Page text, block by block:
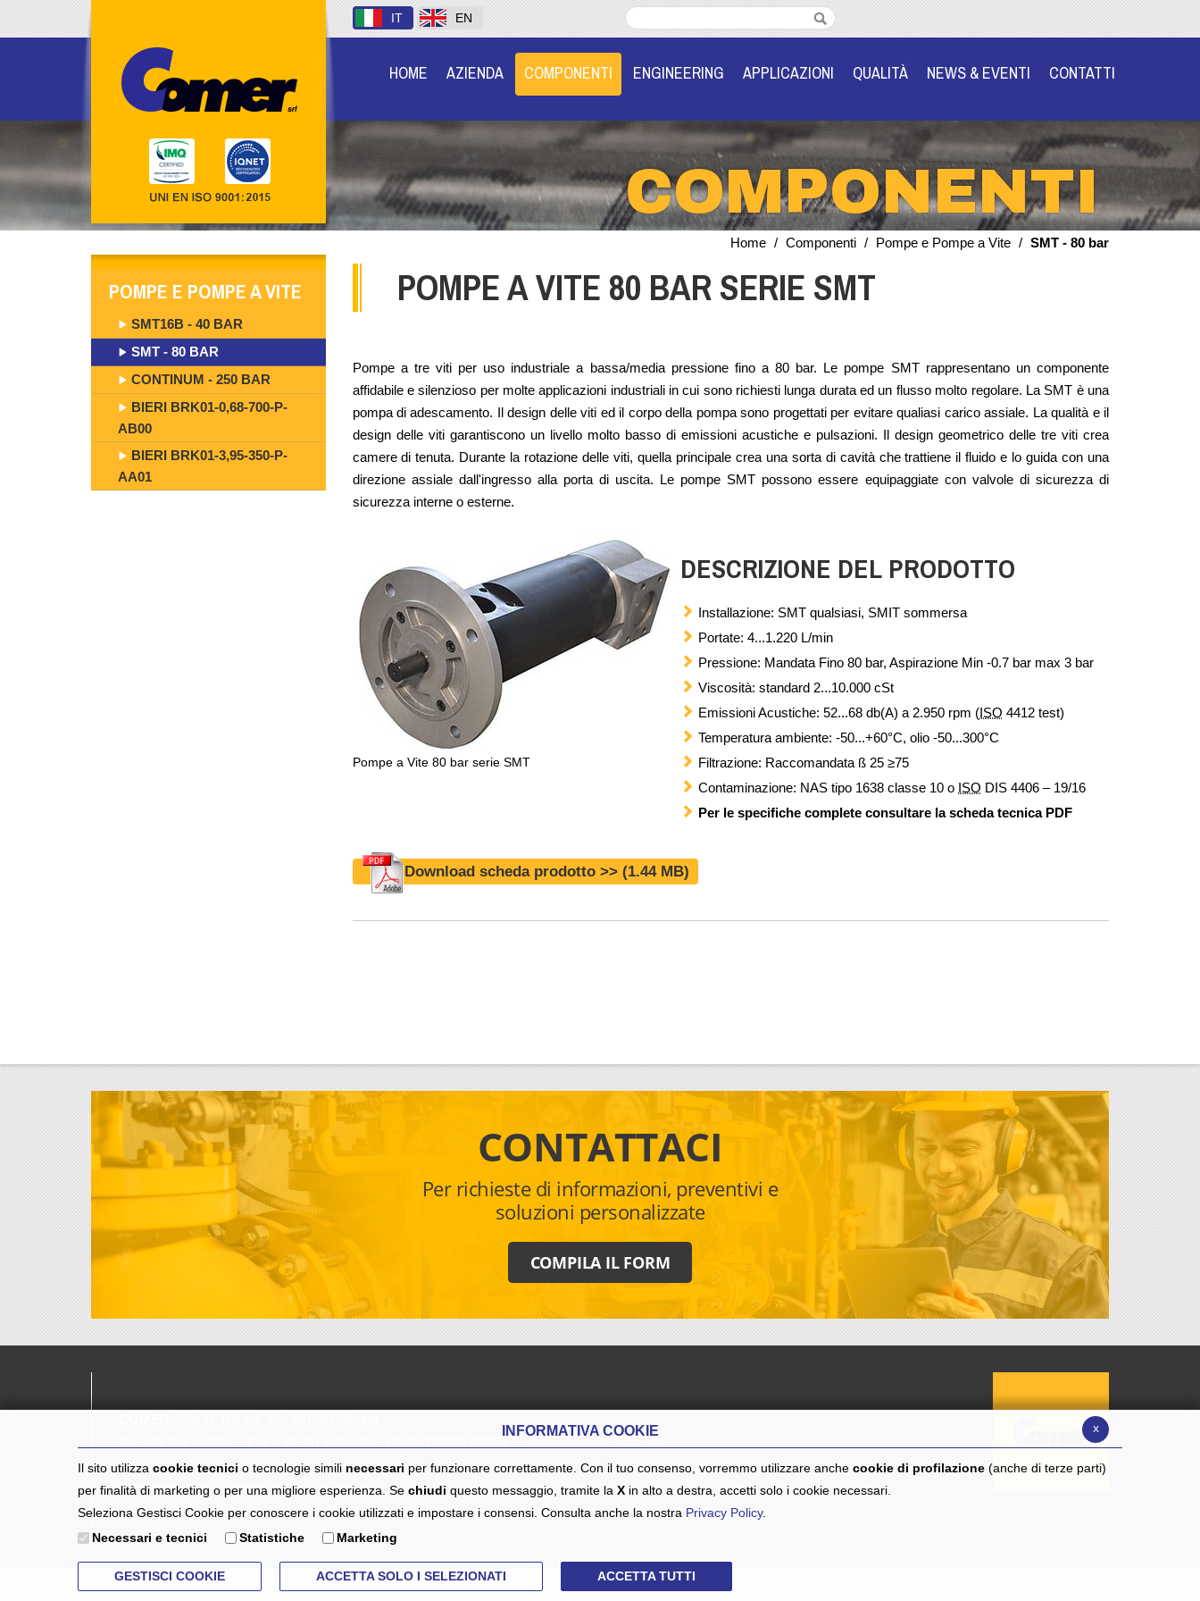
IT EN
HOME AZIENDA COMPONENTI ENGINEERING APPLICAZIONI QUALITÀ NEWS & EVENTI CONTATTI
COMPONENTI
Home / Componenti / Pompe e Pompe a Vite / SMT - 80 bar
POMPE E POMPE A VITE
SMT16B - 40 BAR
SMT - 80 BAR
CONTINUM - 250 BAR
BIERI BRK01-0,68-700-P-
AB00
BIERI BRK01-3,95-350-P-
AA01
POMPE A VITE 80 BAR SERIE SMT
Pompe a tre viti per uso industriale a bassa/media pressione fino a 80 bar. Le pompe SMT rappresentano un componente
affidabile e silenzioso per molte applicazioni industriali in cui sono richiesti lunga durata ed un flusso molto regolare. La SMT è una
pompa di adescamento. Il design delle viti ed il corpo della pompa sono progettati per evitare qualiasi carico assiale. La qualità e il
design delle viti garantiscono un livello molto basso di emissioni acustiche e pulsazioni. Il design geometrico delle tre viti crea
camere di tenuta. Durante la rotazione delle viti, quella principale crea una sorta di cavità che trattiene il fluido e lo guida con una
direzione assiale dall'ingresso alla porta di uscita. Le pompe SMT possono essere equipaggiate con valvole di sicurezza di
sicurezza interne o esterne.
Pompe a Vite 80 bar serie SMT
DESCRIZIONE DEL PRODOTTO
Installazione: SMT qualsiasi, SMIT sommersa
Portate: 4...1.220 L/min
Pressione: Mandata Fino 80 bar, Aspirazione Min -0.7 bar max 3 bar
Viscosità: standard 2...10.000 cSt
Emissioni Acustiche: 52...68 db(A) a 2.950 rpm (ISO 4412 test)
Temperatura ambiente: -50...+60°C, olio -50...300°C
Filtrazione: Raccomandata ß 25 ≥75
Contaminazione: NAS tipo 1638 classe 10 o ISO DIS 4406 – 19/16
Per le specifiche complete consultare la scheda tecnica PDF
Download scheda prodotto >>(1.44 MB)
CONTATTACI
Per richieste di informazioni, preventivi e
soluzioni personalizzate
COMPILA IL FORM
Privacy Policy Cookie Policy Credits
x
INFORMATIVA COOKIE
Il sito utilizza cookie tecnici o tecnologie simili necessari per funzionare correttamente. Con il tuo consenso, vorremmo utilizzare anche cookie di profilazione (anche di terze parti)
per finalità di marketing o per una migliore esperienza. Se chiudi questo messaggio, tramite la X in alto a destra, accetti solo i cookie necessari.
Seleziona Gestisci Cookie per conoscere i cookie utilizzati e impostare i consensi. Consulta anche la nostra Privacy Policy.
Necessari e tecnici
Statistiche Marketing
GESTISCI COOKIE ACCETTA SOLO I SELEZIONATI ACCETTA TUTTI